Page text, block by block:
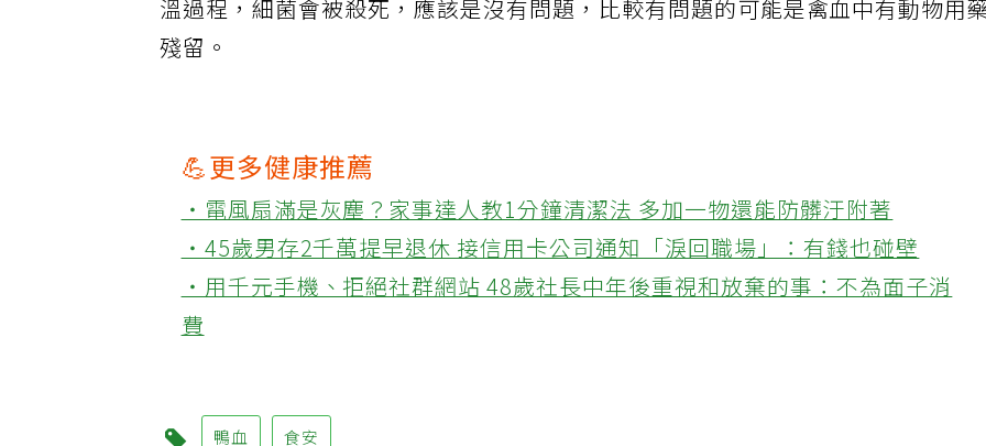
溫過程，細菌會被殺死，應該是沒有問題，比較有問題的可能是禽血中有動物用
殘留。
💪更多健康推薦
‧電風扇滿是灰塵？家事達人教1分鐘清潔法 多加一物還能防髒汙附著
‧45歲男存2千萬提早退休 接信用卡公司通知「淚回職場」：有錢也碰壁
‧用千元手機、拒絕社群網站 48歲社長中年後重視和放棄的事：不為面子消
費